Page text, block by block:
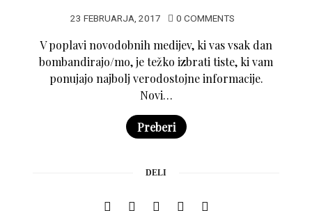
23 FEBRUARJA, 2017 0 COMMENTS
V poplavi novodobnih medijev, ki vas vsak dan
bombandirajo/mo, je težko izbrati tiste, ki vam
ponujajo najbolj verodostojne informacije.
Novi…
Preberi
DELI